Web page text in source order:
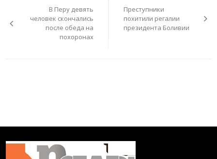
В Перу девять
человек скончались
после обеда на
похоронах
Преступники
похитили регалии
президента Боливии